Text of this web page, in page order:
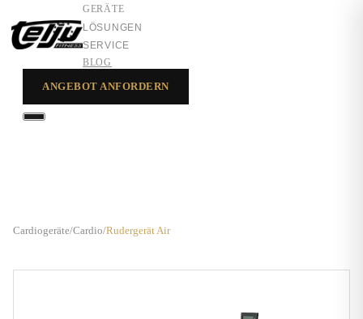
GERÄTE
LÖSUNGEN
SERVICE
BLOG
ANGEBOT ANFORDERN
Cardiogeräte/Cardio/Rudergerät Air